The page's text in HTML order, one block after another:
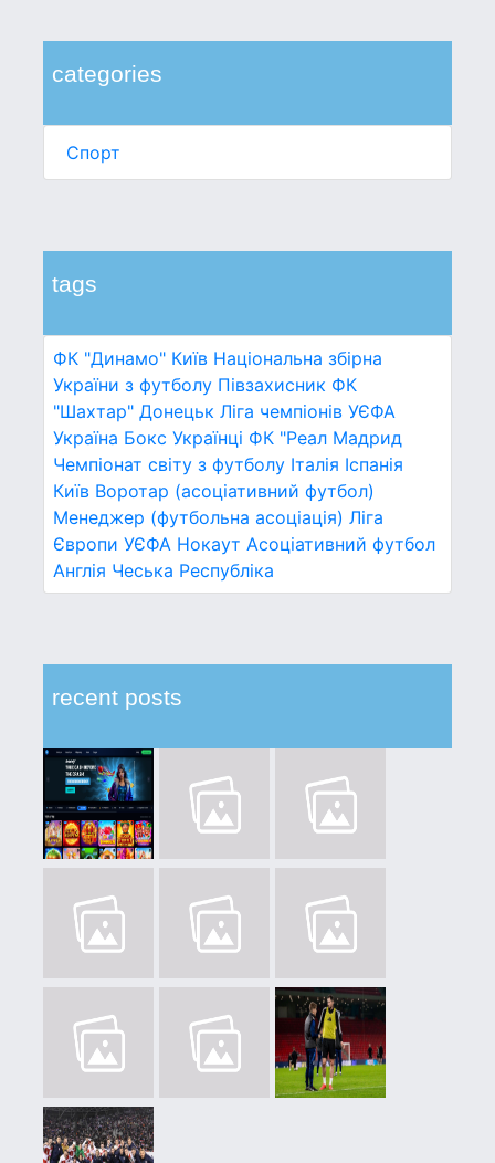
categories
Спорт
tags
ФК "Динамо" Київ Національна збірна
України з футболу Півзахисник ФК
"Шахтар" Донецьк Ліга чемпіонів УЄФА
Україна Бокс Українці ФК "Реал Мадрид
Чемпіонат світу з футболу Італія Іспанія
Київ Воротар (асоціативний футбол)
Менеджер (футбольна асоціація) Ліга
Європи УЄФА Нокаут Асоціативний футбол
Англія Чеська Республіка
recent posts